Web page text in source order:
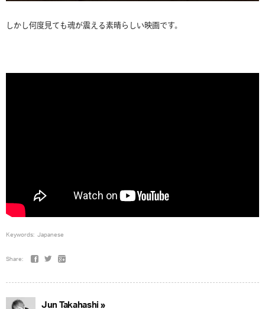
しかし何度見ても魂が震える素晴らしい映画です。
Keywords: Japanese
Share: